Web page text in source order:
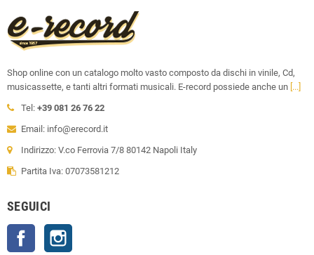
Shop online con un catalogo molto vasto composto da dischi in vinile, Cd,
musicassette, e tanti altri formati musicali. E-record possiede anche un [...]
Tel: +39 081 26 76 22
Email: info@erecord.it
Indirizzo: V.co Ferrovia 7/8 80142 Napoli Italy
Partita Iva: 07073581212
SEGUICI
Facebook